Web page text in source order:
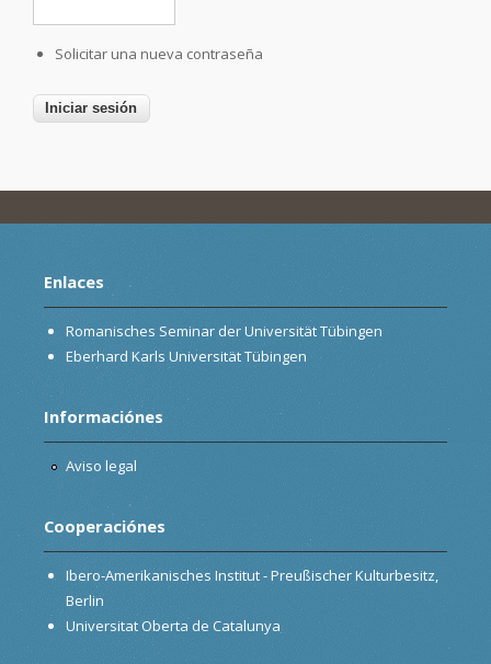
Solicitar una nueva contraseña
Enlaces
Romanisches Seminar der Universität Tübingen
Eberhard Karls Universität Tübingen
Informaciónes
Aviso legal
Cooperaciónes
Ibero-Amerikanisches Institut - Preußischer Kulturbesitz,
Berlin
Universitat Oberta de Catalunya